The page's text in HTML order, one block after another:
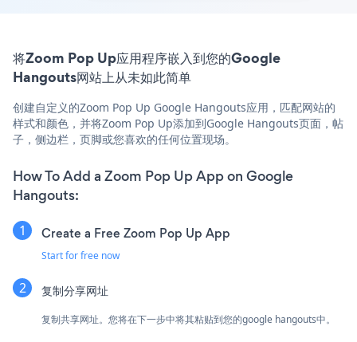
将Zoom Pop Up应用程序嵌入到您的Google
Hangouts网站上从未如此简单
创建自定义的Zoom Pop Up Google Hangouts应用，匹配网站的
样式和颜色，并将Zoom Pop Up添加到Google Hangouts页面，帖
子，侧边栏，页脚或您喜欢的任何位置现场。
How To Add a Zoom Pop Up App on Google
Hangouts:
Create a Free Zoom Pop Up App
Start for free now
复制分享网址
复制共享网址。您将在下一步中将其粘贴到您的google hangouts中。